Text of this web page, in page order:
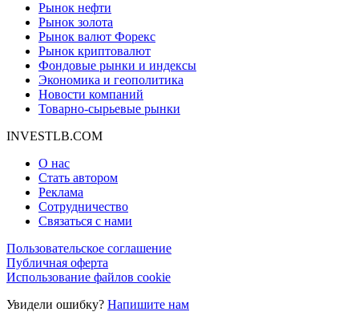
Рынок нефти
Рынок золота
Рынок валют Форекс
Рынок криптовалют
Фондовые рынки и индексы
Экономика и геополитика
Новости компаний
Товарно-сырьевые рынки
INVESTLB.COM
О нас
Стать автором
Реклама
Сотрудничество
Связаться с нами
Пользовательское соглашение
Публичная оферта
Использование файлов cookie
Увидели ошибку? Напишите нам